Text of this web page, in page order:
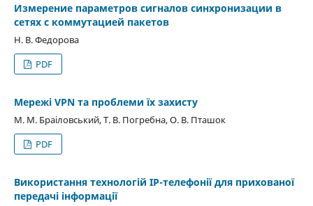
Измерение параметров сигналов синхронизации в
сетях с коммутацией пакетов
Н. В. Федорова
PDF
Мережі VPN та проблеми їх захисту
М. М. Браіловський, Т. В. Погребна, О. В. Пташок
PDF
Використання технологій IP-телефонії для прихованої
передачі інформації